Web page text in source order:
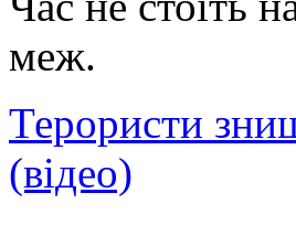
меж.
Терористи
(відео)